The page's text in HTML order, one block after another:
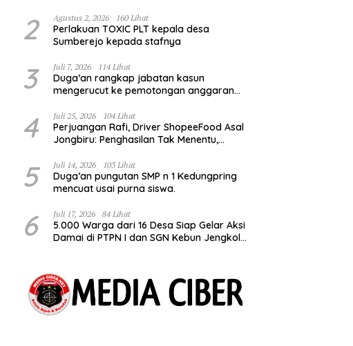
Hutan”
2 Agustus 2, 2026 160 Lihat
Perlakuan TOXIC PLT kepala desa
Sumberejo kepada stafnya
3 Juli 7, 2026 114 Lihat
Duga’an rangkap jabatan kasun
mengerucut ke pemotongan anggaran
4 Juli 25, 2026 104 Lihat
Perjuangan Rafi, Driver ShopeeFood Asal
Jongbiru: Penghasilan Tak Menentu,
5 Juli 14, 2026 103 Lihat
Duga’an pungutan SMP n 1 Kedungpring
mencuat usai purna siswa.
6 Juli 17, 2026 84 Lihat
5.000 Warga dari 16 Desa Siap Gelar Aksi
Damai di PTPN I dan SGN Kebun Jengkol,